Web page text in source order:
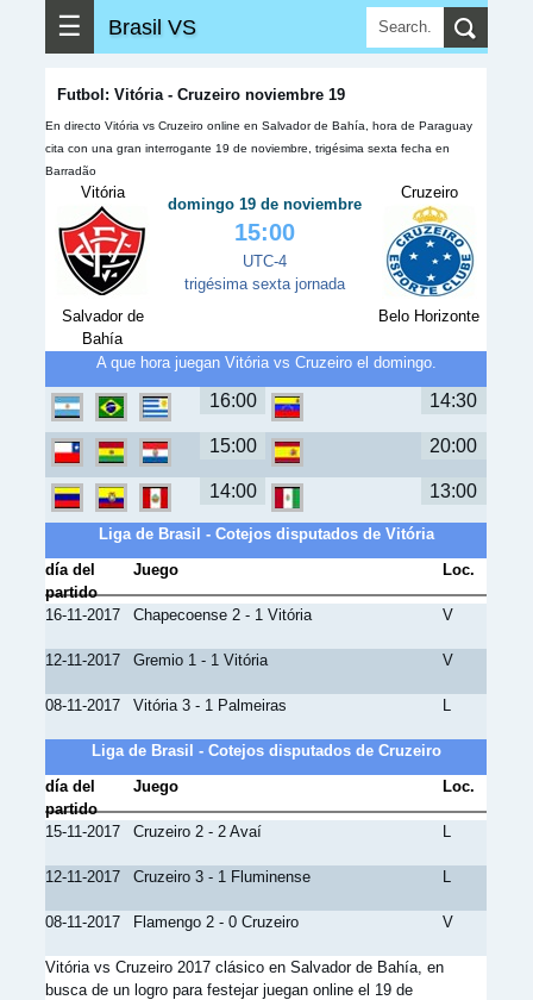
☰ Brasil VS
Futbol: Vitória - Cruzeiro noviembre 19
En directo Vitória vs Cruzeiro online en Salvador de Bahía, hora de Paraguay
cita con una gran interrogante 19 de noviembre, trigésima sexta fecha en
Barradão
Vitória
Salvador de
Bahía
domingo 19 de noviembre
15:00
UTC-4
trigésima sexta jornada
Cruzeiro
Belo Horizonte
A que hora juegan Vitória vs Cruzeiro el domingo.
16:00 14:30
15:00 20:00
14:00 13:00
Liga de Brasil - Cotejos disputados de Vitória
día del
partido
Juego Loc.
16-11-2017 Chapecoense 2 - 1 Vitória V
12-11-2017 Gremio 1 - 1 Vitória V
08-11-2017 Vitória 3 - 1 Palmeiras L
Liga de Brasil - Cotejos disputados de Cruzeiro
día del
partido
Juego Loc.
15-11-2017 Cruzeiro 2 - 2 Avaí L
12-11-2017 Cruzeiro 3 - 1 Fluminense L
08-11-2017 Flamengo 2 - 0 Cruzeiro V
Vitória vs Cruzeiro 2017 clásico en Salvador de Bahía, en
busca de un logro para festejar juegan online el 19 de